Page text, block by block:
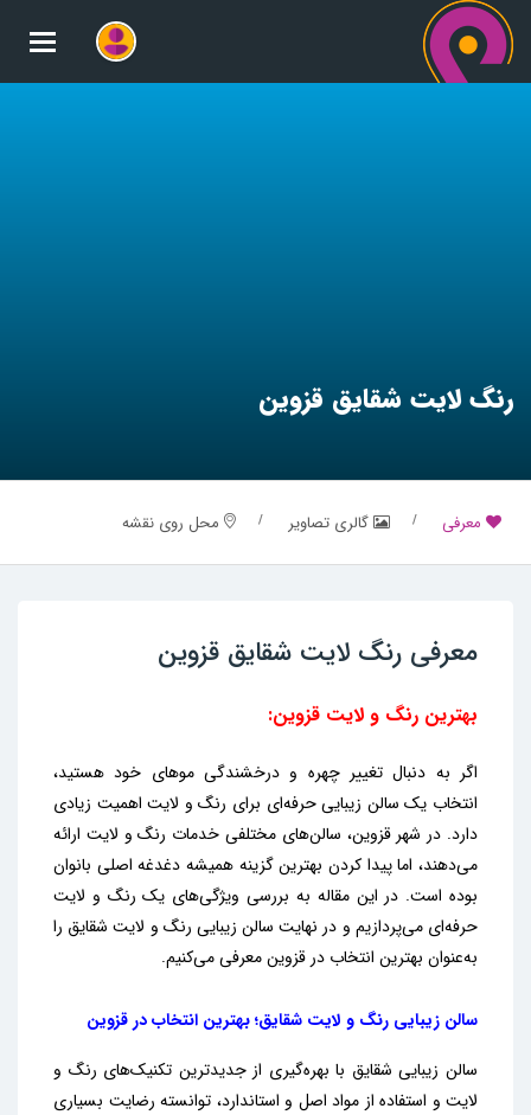
رنگ لایت شقایق قزوین
معرفی گالری تصاویر محل روی نقشه
معرفی رنگ لایت شقایق قزوین
بهترین رنگ و لایت قزوین:
اگر به دنبال تغییر چهره و درخشندگی موهای خود هستید،
انتخاب یک سالن زیبایی حرفه‌ای برای رنگ و لایت اهمیت زیادی
دارد. در شهر قزوین، سالن‌های مختلفی خدمات رنگ و لایت ارائه
می‌دهند، اما پیدا کردن بهترین گزینه همیشه دغدغه اصلی بانوان
بوده است. در این مقاله به بررسی ویژگی‌های یک رنگ و لایت
حرفه‌ای می‌پردازیم و در نهایت سالن زیبایی رنگ و لایت شقایق را
به‌عنوان بهترین انتخاب در قزوین معرفی می‌کنیم.
سالن زیبایی رنگ و لایت شقایق؛ بهترین انتخاب در قزوین
سالن زیبایی شقایق با بهره‌گیری از جدیدترین تکنیک‌های رنگ و
لایت و استفاده از مواد اصل و استاندارد، توانسته رضایت بسیاری